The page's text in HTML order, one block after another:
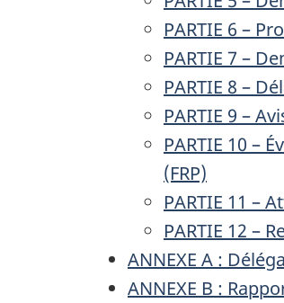
PARTIE 6 –
PARTIE 7 –
PARTIE 8 –
PARTIE 9 –
PARTIE 10 –
(FRP)
PARTIE 11 –
PARTIE 12 –
ANNEXE A :
ANNEXE B :